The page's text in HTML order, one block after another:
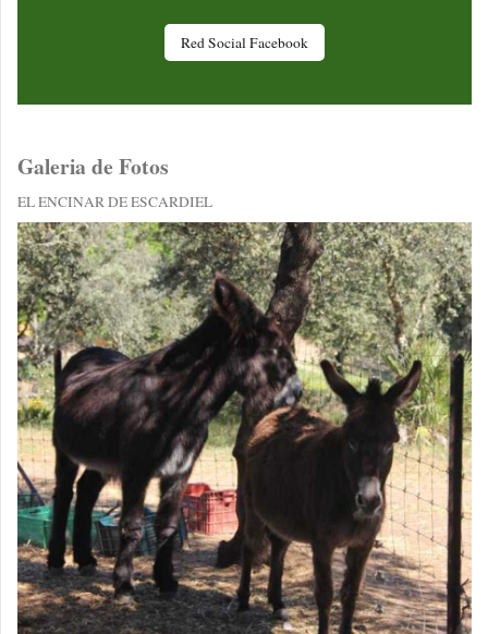
Red Social Facebook
Galeria de Fotos
EL ENCINAR DE ESCARDIEL